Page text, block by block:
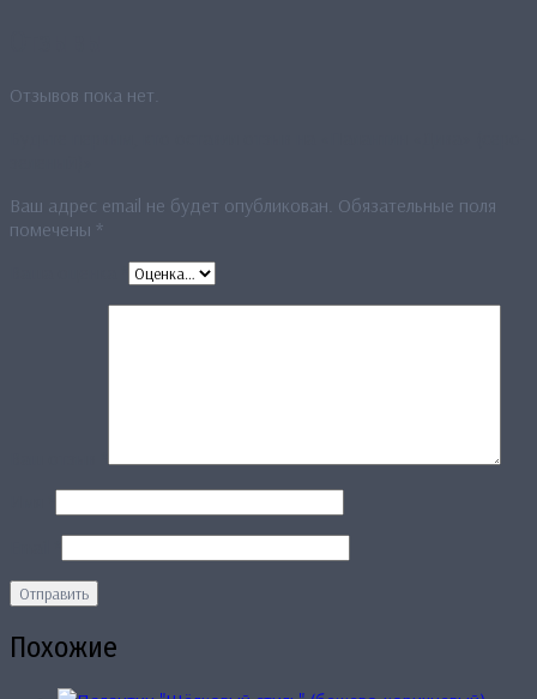
Отзывов пока нет.
Ваш адрес email не будет опубликован. Обязательные поля
помечены *
Похожие